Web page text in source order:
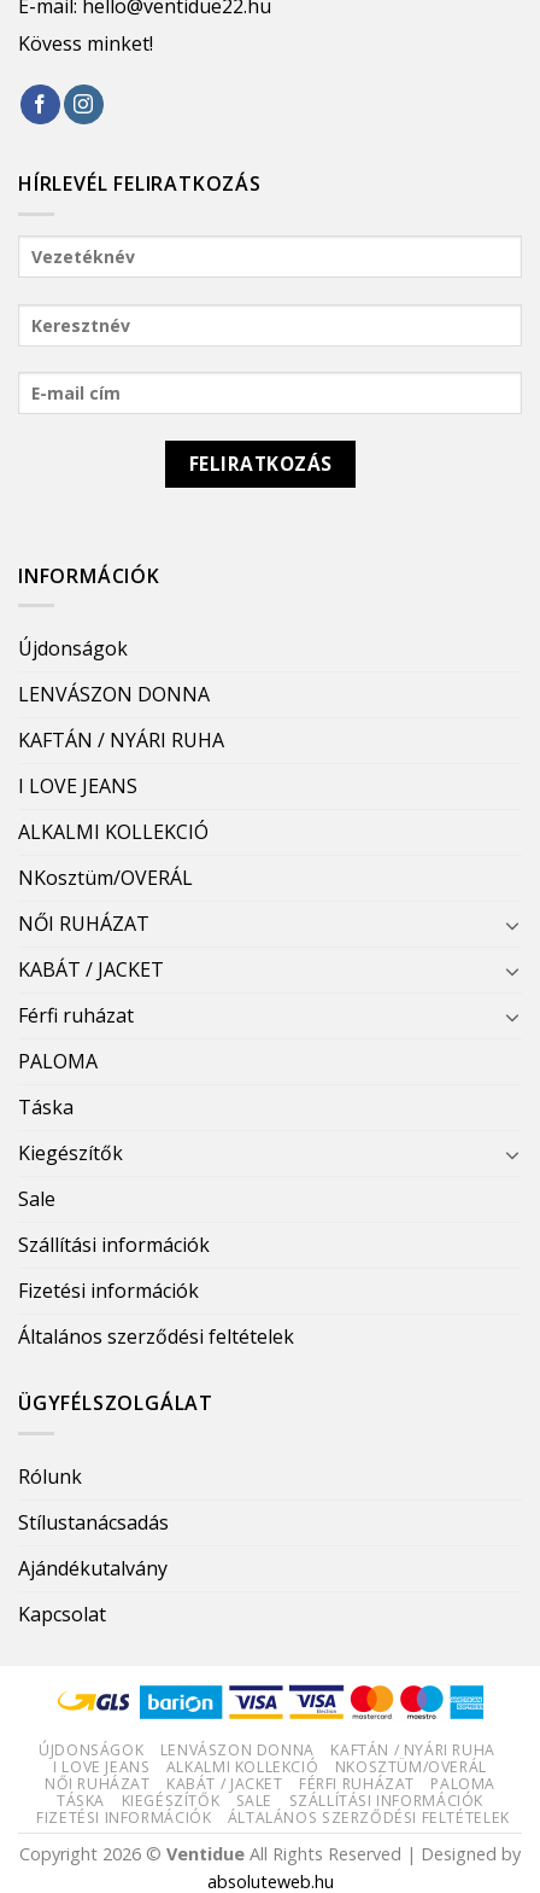
E-mail: hello@ventidue22.hu
Kövess minket!
HÍRLEVÉL FELIRATKOZÁS
INFORMÁCIÓK
Újdonságok
LENVÁSZON DONNA
KAFTÁN / NYÁRI RUHA
I LOVE JEANS
ALKALMI KOLLEKCIÓ
NKosztüm/OVERÁL
NŐI RUHÁZAT
KABÁT / JACKET
Férfi ruházat
PALOMA
Táska
Kiegészítők
Sale
Szállítási információk
Fizetési információk
Általános szerződési feltételek
ÜGYFÉLSZOLGÁLAT
Rólunk
Stílustanácsadás
Ajándékutalvány
Kapcsolat
ÚJDONSÁGOK LENVÁSZON DONNA
KAFTÁN / NYÁRI RUHA
I LOVE JEANS
ALKALMI KOLLEKCIÓ
NKOSZTÜM/OVERÁL
NŐI RUHÁZAT
KABÁT / JACKET FÉRFI RUHÁZAT
PALOMA
TÁSKA
KIEGÉSZÍTŐK SALE
SZÁLLÍTÁSI INFORMÁCIÓK
FIZETÉSI INFORMÁCIÓK
ÁLTALÁNOS SZERZŐDÉSI FELTÉTELEK
Copyright 2026 © Ventidue All Rights Reserved | Designed by
absoluteweb.hu